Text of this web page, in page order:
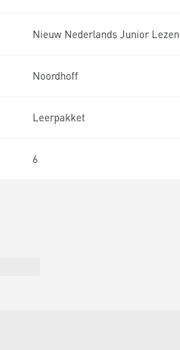
Nieuw Nederlands Junior Lezen
Noordhoff
Leerpakket
6